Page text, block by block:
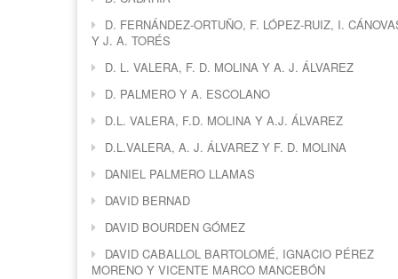
D. FERNÁNDEZ-ORTUÑO, F. LÓPEZ-RUIZ, I.
Y J. A. TORÉS
D. L. VALERA, F. D. MOLINA Y A. J. ÁLVAREZ
D. PALMERO Y A. ESCOLANO
D.L. VALERA, F.D. MOLINA Y A.J. ÁLVAREZ
D.L.VALERA, A. J. ÁLVAREZ Y F. D. MOLINA
DANIEL PALMERO LLAMAS
DAVID BERNAD
DAVID BOURDEN GÓMEZ
DAVID CABALLOL BARTOLOMÉ, IGNACIO PÉREZ
MORENO Y VICENTE MARCO MANCEBÓN